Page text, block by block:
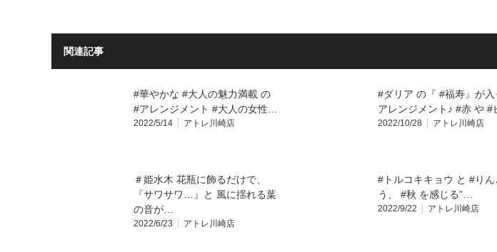
関連記事
#華やかな #大人の魅力満載 の
#アレンジメント #大人の女性…
2022/5/14 アトレ川崎店
#ダリア の『 #福寿』が入
アレンジメント♪ #赤 や #
2022/10/28 アトレ川崎店
＃姫水木 花瓶に飾るだけで、
『サワサワ…』と 風に揺れる葉
の音が…
2022/6/23 アトレ川崎店
#トルコキキョウ と #りん
う、 #秋 を感じる”…
2022/9/22 アトレ川崎店